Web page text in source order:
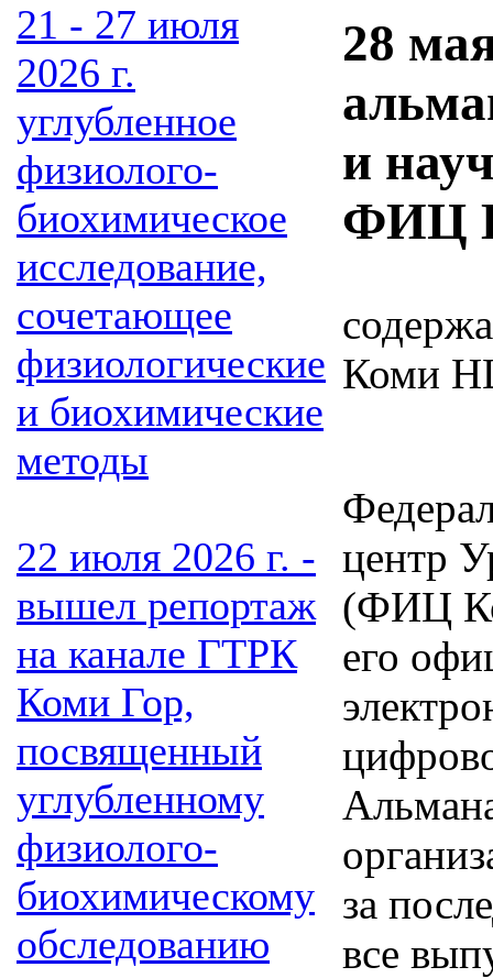
21 - 27 июля
2026 г.
углубленное
физиолого-
биохимическое
исследование,
сочетающее
физиологические
и биохимические
методы
22 июля 2026 г. -
вышел репортаж
на канале ГТРК
Коми Гор,
посвященный
углубленному
физиолого-
биохимическому
обследованию
28
и
ФИЦ
Коми
центр
(ФИЦ
его
за
все